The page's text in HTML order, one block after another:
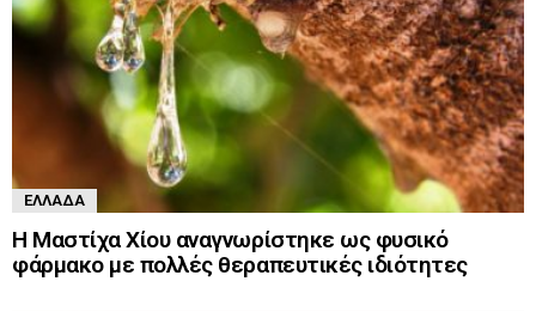
ΕΛΛΆΔΑ
Η Μαστίχα Χίου αναγνωρίστηκε ως φυσικό
φάρμακο με πολλές θεραπευτικές ιδιότητες